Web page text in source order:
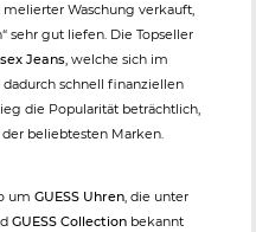
Waschung verkauft,
sehr gut liefen. Die Topseller
Jeans, welche sich im
schnell finanziellen
die Popularität beträchtlich,
beliebtesten Marken.
um GUESS Uhren, die unter
GUESS Collection bekannt